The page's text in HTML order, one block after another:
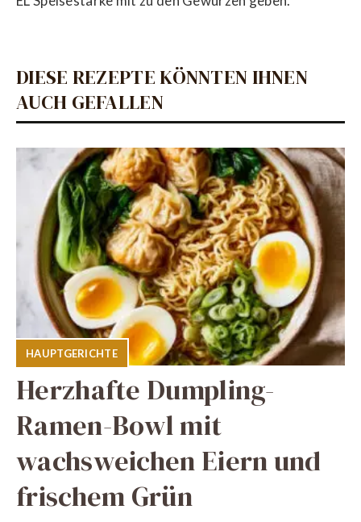
DIESE REZEPTE KÖNNTEN IHNEN
AUCH GEFALLEN
HAUPTGERICHTE
Herzhafte Dumpling-
Ramen-Bowl mit
wachsweichen Eiern und
frischem Grün